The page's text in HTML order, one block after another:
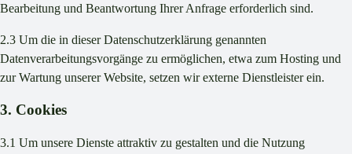
Bearbeitung und Beantwortung Ihrer Anfrage erforderlich sind.
2.3 Um die in dieser Datenschutzerklärung genannten
Datenverarbeitungsvorgänge zu ermöglichen, etwa zum Hosting und
zur Wartung unserer Website, setzen wir externe Dienstleister ein.
3. Cookies
3.1 Um unsere Dienste attraktiv zu gestalten und die Nutzung